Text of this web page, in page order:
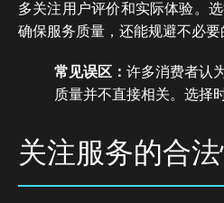
多关注用户评价和实际体验。
确保服务质量，还能规避不必要
常见误区： 许多消费者认
质量并不直接相关。选择
关注服务的合